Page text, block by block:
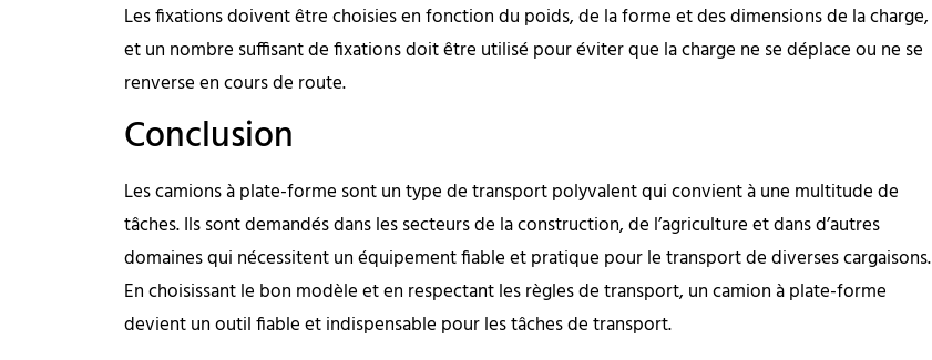
Les fixations doivent être choisies en fonction du poids, de la forme et des dimensions de la charge,
et un nombre suffisant de fixations doit être utilisé pour éviter que la charge ne se déplace ou ne se
renverse en cours de route.
Conclusion
Les camions à plate-forme sont un type de transport polyvalent qui convient à une multitude de
tâches. Ils sont demandés dans les secteurs de la construction, de l’agriculture et dans d’autres
domaines qui nécessitent un équipement fiable et pratique pour le transport de diverses cargaisons.
En choisissant le bon modèle et en respectant les règles de transport, un camion à plate-forme
devient un outil fiable et indispensable pour les tâches de transport.